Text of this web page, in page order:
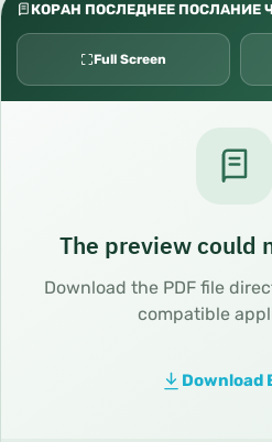
КОРАН ПОСЛЕДНЕЕ ПОСЛАНИЕ
Full Screen
The preview could
Download the PDF file
compatible
Download